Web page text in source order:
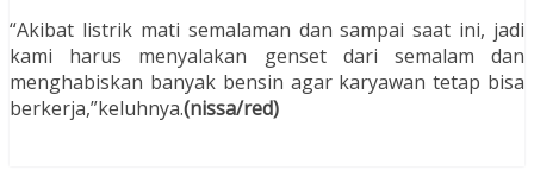
“Akibat listrik mati semalaman dan sampai saat ini, jadi
kami harus menyalakan genset dari semalam dan
menghabiskan banyak bensin agar karyawan tetap bisa
berkerja,”keluhnya.(nissa/red)